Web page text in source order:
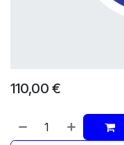
110,00 €